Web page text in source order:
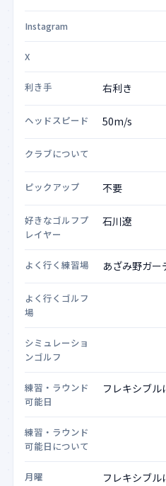
Instagram
X
利き手
ヘッドスピード
クラブについて
ピックアップ
好きなゴルフプ
レイヤー
よく行く練習場
よく行くゴルフ
場
シミュレーショ
ンゴルフ
練習・ラウンド
可能日
練習・ラウンド
可能日について
月曜